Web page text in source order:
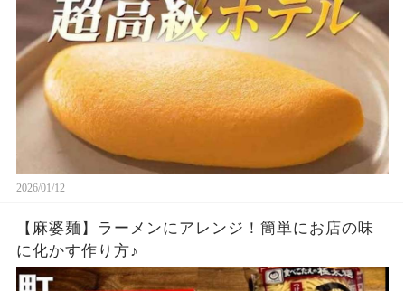
2026/01/12
【麻婆麺】ラーメンにアレンジ！簡単にお店の味
に化かす作り方♪